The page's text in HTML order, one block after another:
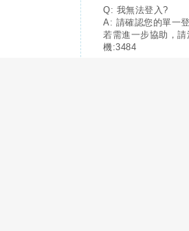
Q: 我無法登入?
A: 請確認您的單一
若需進一步協助，
機:3484